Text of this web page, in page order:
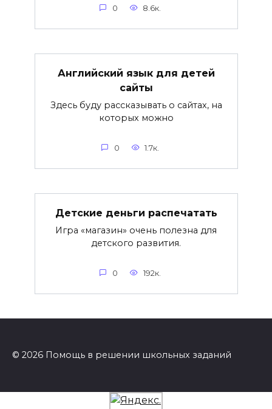
0 8.6к.
Английский язык для детей
сайты
Здесь буду рассказывать о сайтах, на
которых можно
0 1.7к.
Детские деньги распечатать
Игра «магазин» очень полезна для
детского развития.
0 192к.
© 2026 Помощь в решении школьных заданий